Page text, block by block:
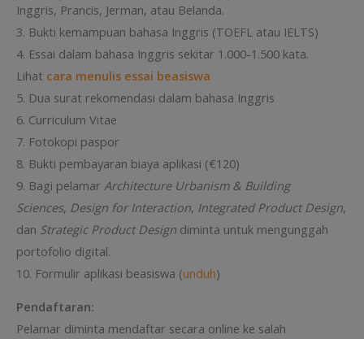
Inggris, Prancis, Jerman, atau Belanda.
3. Bukti kemampuan bahasa Inggris (TOEFL atau IELTS)
4. Essai dalam bahasa Inggris sekitar 1.000-1.500 kata.
Lihat cara menulis essai beasiswa
5. Dua surat rekomendasi dalam bahasa Inggris
6. Curriculum Vitae
7. Fotokopi paspor
8. Bukti pembayaran biaya aplikasi (€120)
9. Bagi pelamar Architecture Urbanism & Building
Sciences, Design for Interaction, Integrated Product Design,
dan Strategic Product Design diminta untuk mengunggah
portofolio digital.
10. Formulir aplikasi beasiswa (unduh)
Pendaftaran:
Pelamar diminta mendaftar secara online ke salah